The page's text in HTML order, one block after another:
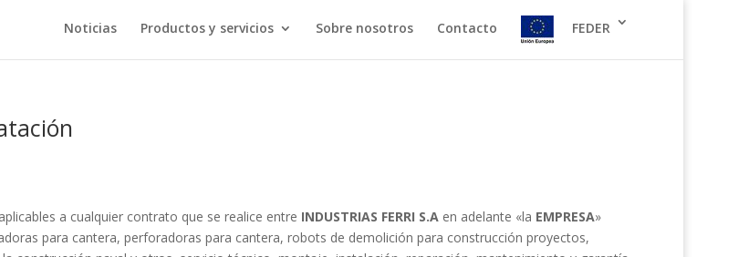
Noticias Productos y servicios Sobre nosotros Contacto FEDER
a cualquier contrato que se realice entre INDUSTRIAS FERRI S.A en adelante «la EMPRESA»
para cantera, perforadoras para cantera, robots de demolición para construcción proyectos,